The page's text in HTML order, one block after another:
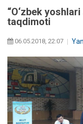
“O‘zbek
taqdimoti
06.05.2018, 22:07